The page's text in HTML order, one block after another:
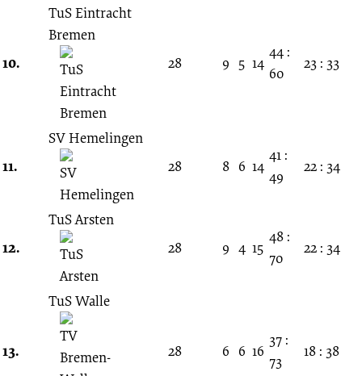
10.
TuS Eintracht
Bremen
28
9 5 14
44 :
60
23 : 33
11.
SV Hemelingen
28
8 6 14
41 :
49
22 : 34
12.
TuS Arsten
28
9 4 15
48 :
70
22 : 34
13.
TuS Walle
28 6 6 16
37 :
73
18 : 38